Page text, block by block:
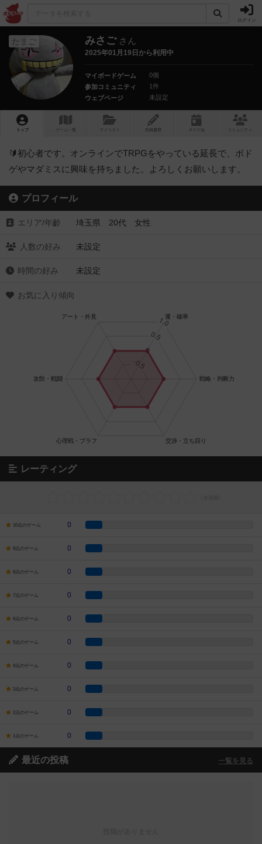
ログイン
たまご みさご さん
2025年01月19日から利用中
マイボードゲーム
0個
参加コミュニティ
1件
ウェブページ
未設定
トップ ゲーム一覧 マイリスト 投稿履歴 ボ ドゲ コミュニティ
🔰初心者です。オンラインでTRPGをやっている延長で、ボド
ゲやマダミスに興味を持ちました。よろしくお願いします。
プロフィール
エリア/年齡 埼玉県 20代 女性
人数の好み 未設定
時間の好み 未設定
お気に入り傾向
レーティング
10点のゲーム 0
9点のゲーム 0
8点のゲーム 0
7点のゲーム 0
6点のゲーム 0
5点のゲーム 0
4点のゲーム 0
3点のゲーム 0
2点のゲーム 0
1点のゲーム 0
最近の投稿 一覧を見る